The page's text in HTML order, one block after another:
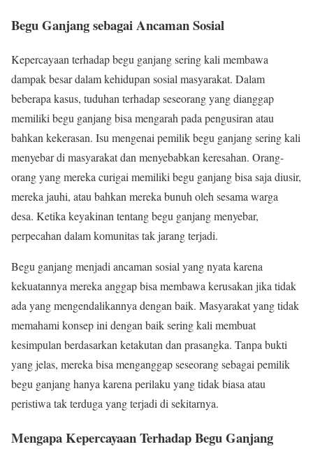
Begu Ganjang sebagai Ancaman Sosial
Kepercayaan terhadap begu ganjang sering kali membawa
dampak besar dalam kehidupan sosial masyarakat. Dalam
beberapa kasus, tuduhan terhadap seseorang yang dianggap
memiliki begu ganjang bisa mengarah pada pengusiran atau
bahkan kekerasan. Isu mengenai pemilik begu ganjang sering kali
menyebar di masyarakat dan menyebabkan keresahan. Orang-
orang yang mereka curigai memiliki begu ganjang bisa saja diusir,
mereka jauhi, atau bahkan mereka bunuh oleh sesama warga
desa. Ketika keyakinan tentang begu ganjang menyebar,
perpecahan dalam komunitas tak jarang terjadi.
Begu ganjang menjadi ancaman sosial yang nyata karena
kekuatannya mereka anggap bisa membawa kerusakan jika tidak
ada yang mengendalikannya dengan baik. Masyarakat yang tidak
memahami konsep ini dengan baik sering kali membuat
kesimpulan berdasarkan ketakutan dan prasangka. Tanpa bukti
yang jelas, mereka bisa menganggap seseorang sebagai pemilik
begu ganjang hanya karena perilaku yang tidak biasa atau
peristiwa tak terduga yang terjadi di sekitarnya.
Mengapa Kepercayaan Terhadap Begu Ganjang